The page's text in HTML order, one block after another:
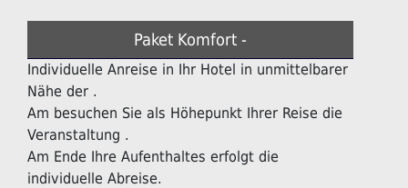
Paket Komfort -
Individuelle Anreise in Ihr Hotel in unmittelbarer
Nähe der .
Am besuchen Sie als Höhepunkt Ihrer Reise die
Veranstaltung .
Am Ende Ihre Aufenthaltes erfolgt die
individuelle Abreise.